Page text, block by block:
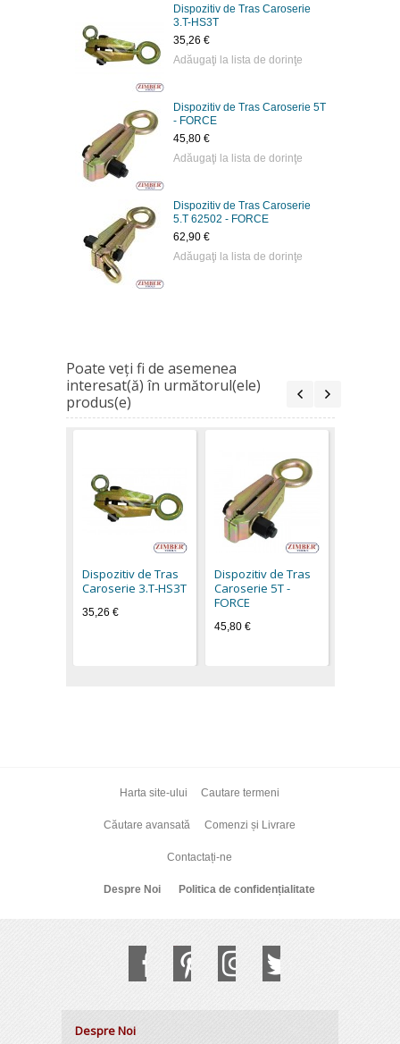
Dispozitiv de Tras Caroserie
3.T-HS3T
35,26 €
Adăugaţi la lista de dorinţe
Dispozitiv de Tras Caroserie 5T
- FORCE
45,80 €
Adăugaţi la lista de dorinţe
Dispozitiv de Tras Caroserie
5.T 62502 - FORCE
62,90 €
Adăugaţi la lista de dorinţe
Poate veţi fi de asemenea
interesat(ă) în următorul(ele)
produs(e)
Dispozitiv de Tras
Caroserie 3.T-HS3T
35,26 €
Dispozitiv de Tras
Caroserie 5T -
FORCE
45,80 €
Harta site-ului Cautare termeni
Căutare avansată Comenzi și Livrare
Contactați-ne
Despre Noi Politica de confidențialitate
Despre Noi